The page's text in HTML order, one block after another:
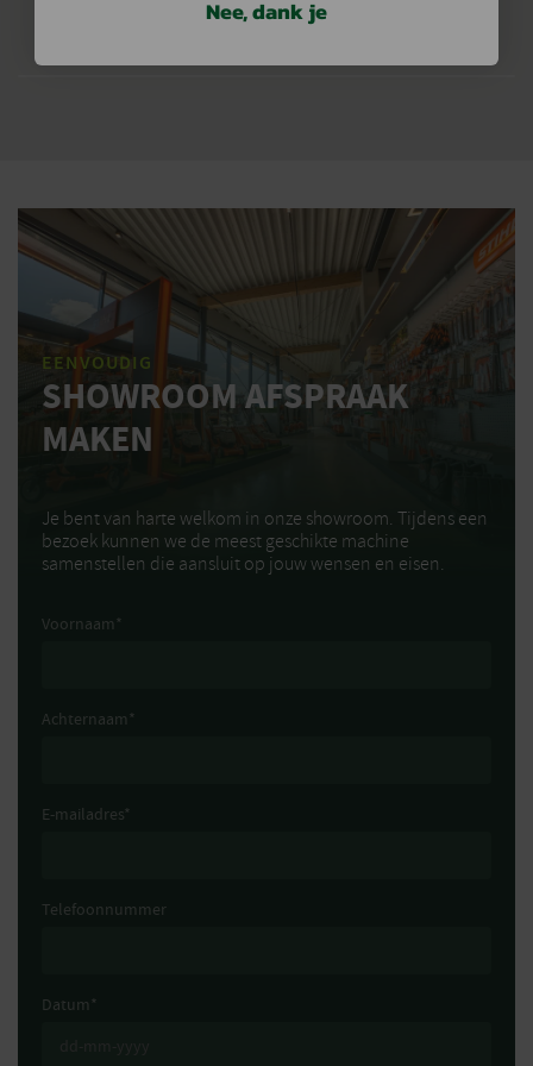
EENVOUDIG
SHOWROOM AFSPRAAK
MAKEN
Je bent van harte welkom in onze showroom. Tijdens een
bezoek kunnen we de meest geschikte machine
samenstellen die aansluit op jouw wensen en eisen.
Voornaam *
Achternaam *
E-mailadres*
Telefoonnummer
Datum *
Nee, dank je